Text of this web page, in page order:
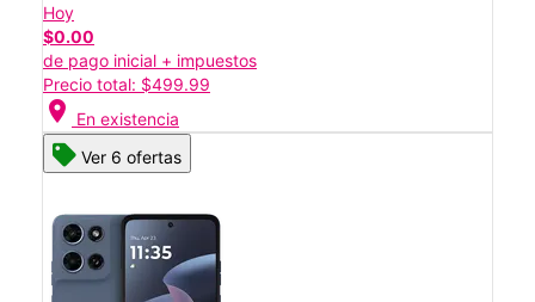
Hoy
$0.00
de pago inicial + impuestos
Precio total: $499.99
location_on En existencia
Ver 6 ofertas